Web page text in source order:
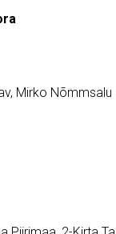
Mirko Nõmmsalu